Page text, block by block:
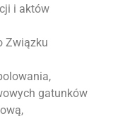
i aktów
Związku
gatunków